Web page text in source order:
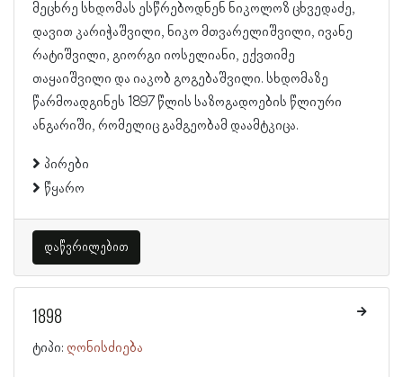
მეცხრე სხდომას ესწრებოდნენ ნიკოლოზ ცხვედაძე,
დავით კარიჭაშვილი, ნიკო მთვარელიშვილი, ივანე
რატიშვილი, გიორგი იოსელიანი, ექვთიმე
თაყაიშვილი და იაკობ გოგებაშვილი. სხდომაზე
წარმოადგინეს 1897 წლის საზოგადოების წლიური
ანგარიში, რომელიც გამგეობამ დაამტკიცა.
პირები
წყარო
დაწვრილებით
1898
ტიპი: ღონისძიება